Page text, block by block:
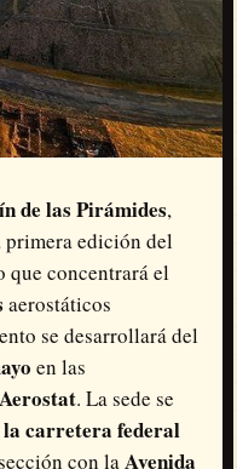
de las Pirámides,
primera edición del
que concentrará el
aerostáticos
se desarrollará del
en las
. La sede se
carretera federal
con laAvenida